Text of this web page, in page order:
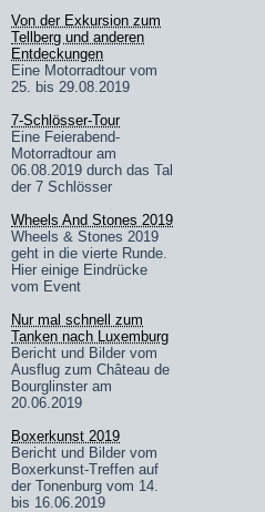
Von der Exkursion zum
Tellberg und anderen
Entdeckungen
Eine Motorradtour vom
25. bis 29.08.2019
7-Schlösser-Tour
Eine Feierabend-
Motorradtour am
06.08.2019 durch das Tal
der 7 Schlösser
Wheels And Stones 2019
Wheels & Stones 2019
geht in die vierte Runde.
Hier einige Eindrücke
vom Event
Nur mal schnell zum
Tanken nach Luxemburg
Bericht und Bilder vom
Ausflug zum Château de
Bourglinster am
20.06.2019
Boxerkunst 2019
Bericht und Bilder vom
Boxerkunst-Treffen auf
der Tonenburg vom 14.
bis 16.06.2019